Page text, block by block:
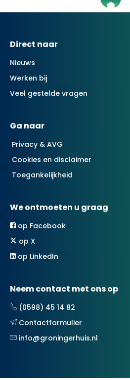
Direct naar
Nieuws
Werken bij
Veel gestelde vragen
Ga naar
Privacy & AVG
Cookies en disclaimer
Toegankelijkheid
We ontmoeten u graag
op Facebook
op X
op LinkedIn
Neem contact met ons op
(0598) 45 14 82
Contactformulier
info@groningerhuis.nl